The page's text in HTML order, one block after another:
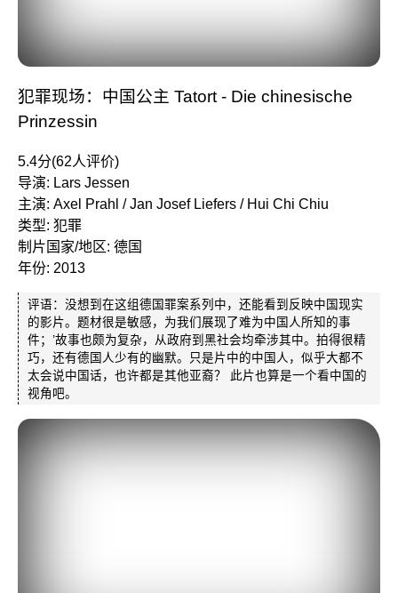
犯罪现场：中国公主 Tatort - Die chinesische
Prinzessin
5.4分(62人评价)
导演: Lars Jessen
主演: Axel Prahl / Jan Josef Liefers / Hui Chi Chiu
类型: 犯罪
制片国家/地区: 德国
年份: 2013
评语：没想到在这组德国罪案系列中，还能看到反映中国现实
的影片。题材很是敏感，为我们展现了难为中国人所知的事
件；’故事也颇为复杂，从政府到黑社会均牵涉其中。拍得很精
巧，还有德国人少有的幽默。只是片中的中国人，似乎大都不
太会说中国话，也许都是其他亚裔？ 此片也算是一个看中国的
视角吧。